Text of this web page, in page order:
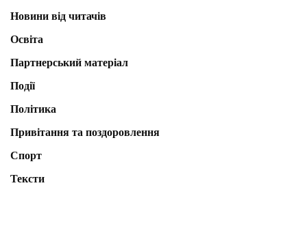
Новини від читачів
Освіта
Партнерський матеріал
Події
Політика
Привітання та поздоровлення
Спорт
Тексти